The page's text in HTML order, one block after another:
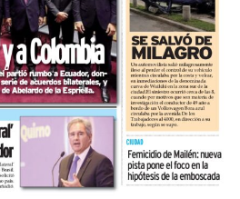
de 8 años deberán asistir
adulta (menores
acompañante $5.000). Las
en la boletería de lunes a
a las 17:30 se realizará “Arco Iris
Ediciones a cargo de
en un espacio interactivo de